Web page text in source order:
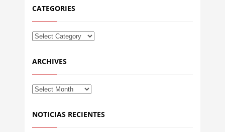
CATEGORIES
ARCHIVES
NOTICIAS RECIENTES